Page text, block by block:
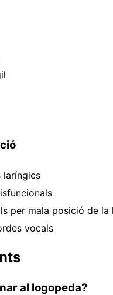
laríngies
per mala posició de la
vocals
al logopeda?